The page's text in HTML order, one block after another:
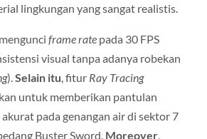
lingkungan yang sangat realistis.
frame ratepada 30 FPS
visual tanpa adanya robekan
).Selain itu, fitur Ray Tracing
untuk memberikan pantulan
pada genangan air di sektor 7
Buster Sword. Moreover,